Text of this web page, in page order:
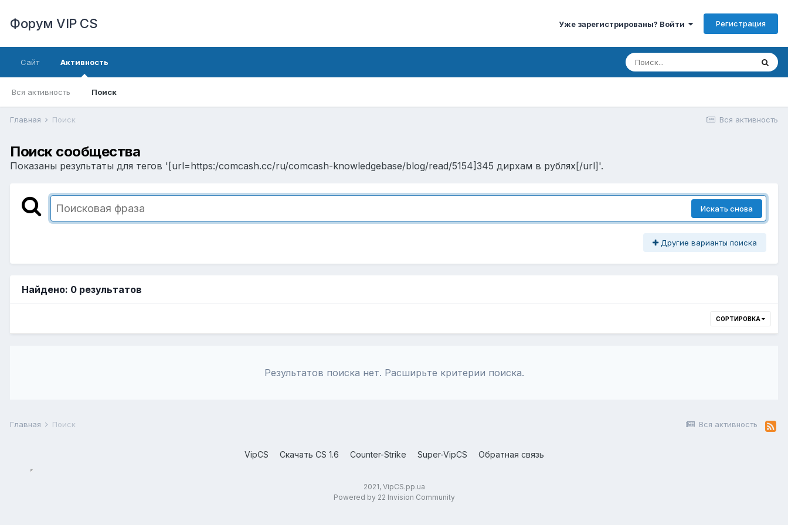
Форум VIP CS Уже зарегистрированы? Войти Регистрация
Сайт Активность
Вся активность Поиск
Вся активность
Главная Поиск
Поиск сообщества
Показаны результаты для тегов '[url=https:/comcash.cc/ru/comcash-knowledgebase/blog/read/5154]345 дирхам в рублях[/url]'.
Искать снова
Другие варианты поиска
Найдено: 0 результатов
СОРТИРОВКА
Результатов поиска нет. Расширьте критерии поиска.
Вся активность
Главная Поиск
VipCS Скачать CS 1.6 Counter-Strike Super-VipCS Обратная связь
2021, VipCS.pp.ua
Powered by 22 Invision Community